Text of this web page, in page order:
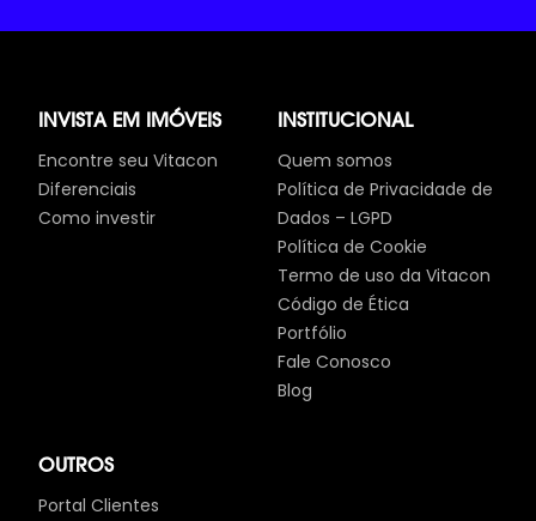
INVISTA EM IMÓVEIS
Encontre seu Vitacon
Diferenciais
Como investir
INSTITUCIONAL
Quem somos
Política de Privacidade de
Dados – LGPD
Política de Cookie
Termo de uso da Vitacon
Código de Ética
Portfólio
Fale Conosco
Blog
OUTROS
Portal Clientes